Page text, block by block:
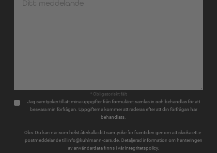
* Obligatoriskt fält
Jag samtycker till att mina uppgifter från formuläret samlas in och behandlas för att
besvara min förfrågan. Uppgifterna kommer att raderas efter att din förfrågan har
behandlats.
Obs: Du kan när som helst återkalla ditt samtycke för framtiden genom att skicka ett e-
postmeddelande till info@kuhlmann-cars.de. Detaljerad information om hanteringen
av användardata finns i vår integritetspolicy.